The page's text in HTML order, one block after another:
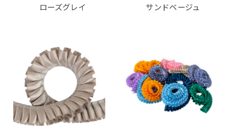
ローズグレイ サンドベージュ